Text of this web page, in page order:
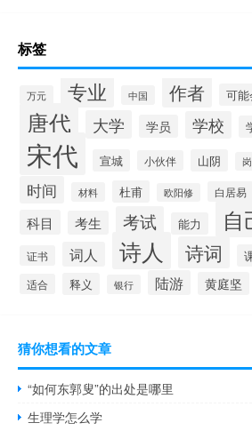
标签
万元 专业 中国 作者 可能
唐代 大学 学员 学校
宋代 宣城 小伙伴 山阴
时间 材料 杜甫 欧阳修 白居易
科目 考生 考试 能力 自
证书 词人 诗人 诗词
适合
释义 银行 陆游 黄庭坚
猜你想看的文章
“如何东郭叟”的出处是哪里
生理学怎么学